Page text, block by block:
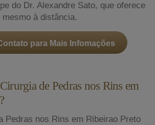
do Dr. Alexandre Sato, que oferece
à distância.
para Mais Infomações
de Pedras nos Rins em
Pedras nos Rins em Ribeirao Preto